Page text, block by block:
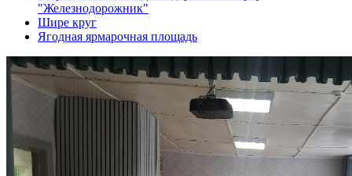
"Железнодорожник"
Шире круг
Ягодная ярмарочная площадь